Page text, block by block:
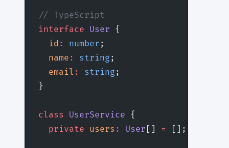
// TypeScript
interface User {
  id
: number ;
  name
: string ;
  email
: string ;
}
class UserService {
  private
users : User [] = [];